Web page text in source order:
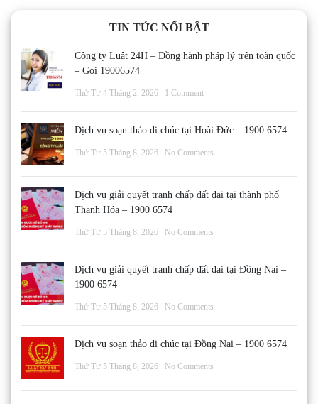
TIN TỨC NỔI BẬT
Công ty Luật 24H – Đồng hành pháp lý trên toàn quốc
– Gọi 19006574
Thứ Tư 4 Tháng 2, 2026 1 Comment
Dịch vụ soạn thảo di chúc tại Hoài Đức – 1900 6574
Thứ Tư 5 Tháng 8, 2026 No Comments
Dịch vụ giải quyết tranh chấp đất đai tại thành phố
Thanh Hóa – 1900 6574
Thứ Tư 5 Tháng 8, 2026 No Comments
Dịch vụ giải quyết tranh chấp đất đai tại Đồng Nai –
1900 6574
Thứ Tư 5 Tháng 8, 2026 No Comments
Dịch vụ soạn thảo di chúc tại Đồng Nai – 1900 6574
Thứ Tư 5 Tháng 8, 2026 No Comments